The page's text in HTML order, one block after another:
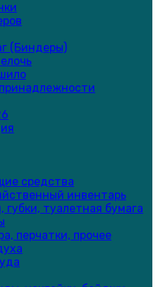
(Биндеры)
средства
инвентарь
губки, туалетная бумага
перчатки, прочее